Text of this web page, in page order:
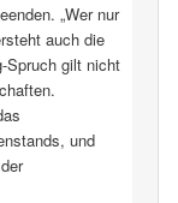
„Wer nur
auch die
Spruch gilt nicht
und